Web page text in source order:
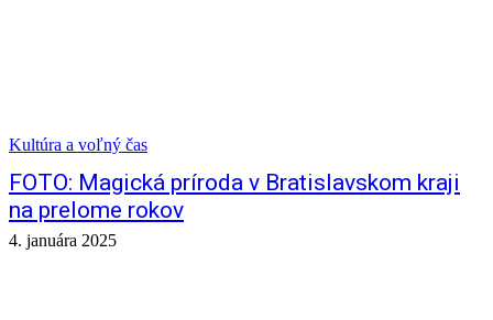
Kultúra a voľný čas
FOTO: Magická príroda v Bratislavskom kraji
na prelome rokov
4. januára 2025